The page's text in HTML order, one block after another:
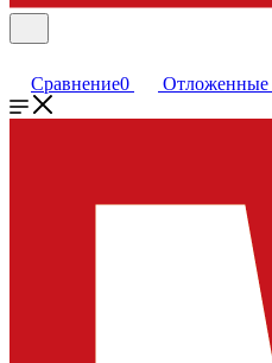
Сравнение0 Отложенные